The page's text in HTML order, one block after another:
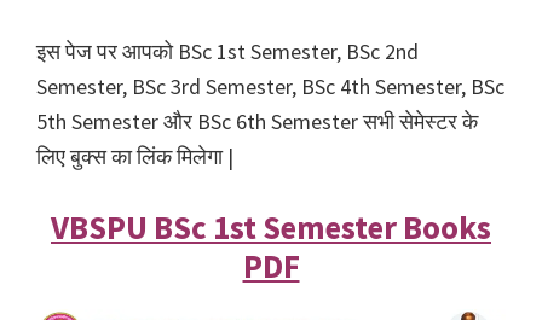
इस पेज पर आपको BSc 1st Semester, BSc 2nd
Semester, BSc 3rd Semester, BSc 4th Semester, BSc
5th Semester और BSc 6th Semester सभी सेमेस्टर के
लिए बुक्स का लिंक मिलेगा |
VBSPU BSc 1st Semester Books
PDF